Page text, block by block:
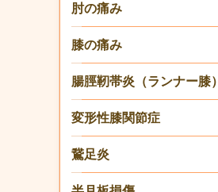
肘の痛み
膝の痛み
腸脛靭帯炎（ランナー膝）
変形性膝関節症
鵞足炎